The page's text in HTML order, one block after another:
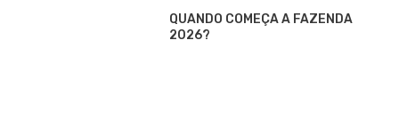
QUANDO COMEÇA A FAZENDA
2026?